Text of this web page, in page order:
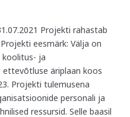
Projekti rahastab
eesmärk: Välja on
koolitus- ja
äriplaan koos
Projekti tulemusena
personali ja
ressursid. Selle baasil